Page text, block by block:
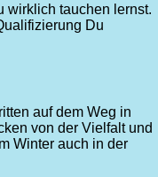
wirklich tauchen lernst.
Du
auf dem Weg in
von der Vielfalt und
Winter auch in der